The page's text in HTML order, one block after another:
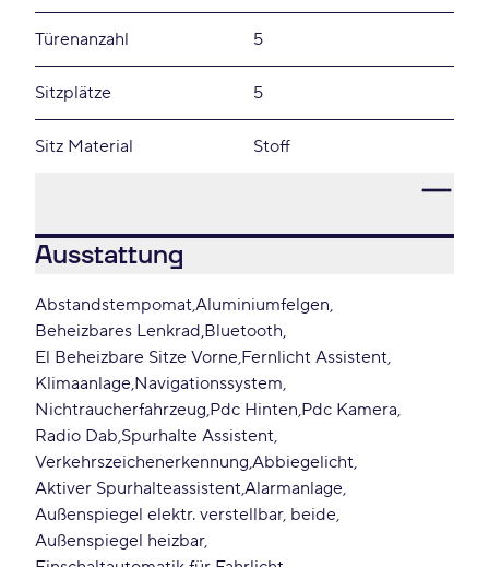
Türenanzahl 5
Sitzplätze 5
Sitz Material Stoff
Ausstattung
AbstandstempomatAluminiumfelgen
Beheizbares Lenkrad Bluetooth
El Beheizbare Sitze Vorne Fernlicht Assistent
Klimaanlage Navigationssystem
Nichtraucherfahrzeug Pdc Hinten Pdc Kamera
Radio Dab Spurhalte Assistent
Verkehrszeichenerkennung Abbiegelicht
Aktiver SpurhalteassistentAlarmanlage
Außenspiegel elektr. verstellbar, beide
Außenspiegel heizbar